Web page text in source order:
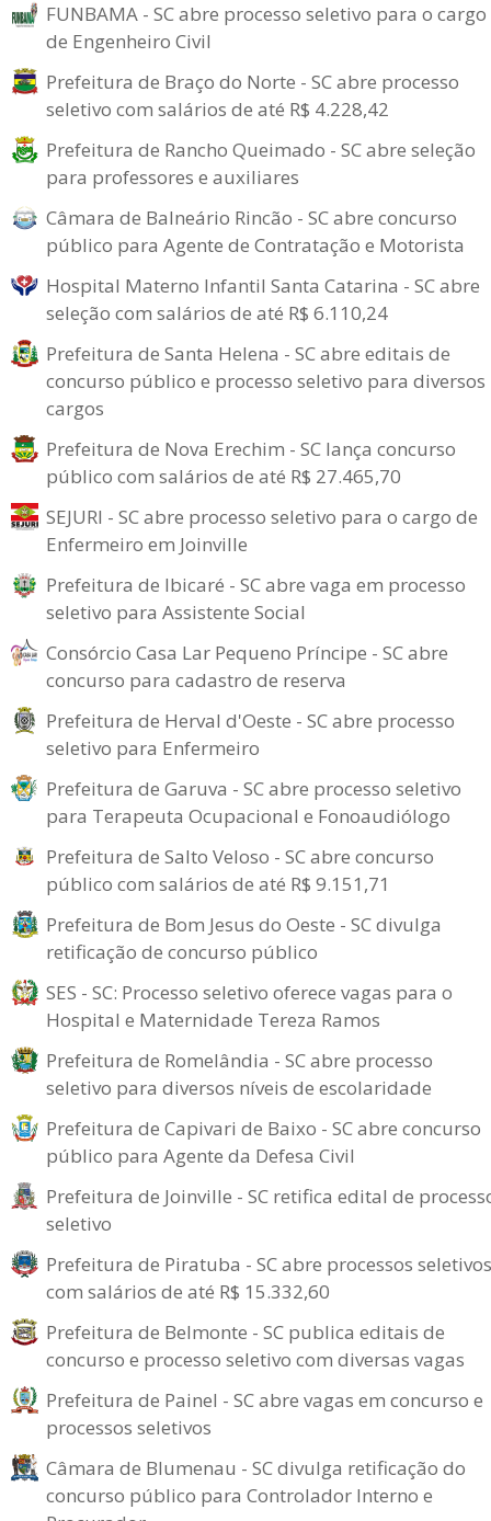
FUNBAMA - SC abre processo seletivo para o cargo
de Engenheiro Civil
Prefeitura de Braço do Norte - SC abre processo
seletivo com salários de até R$ 4.228,42
Prefeitura de Rancho Queimado - SC abre seleção
para professores e auxiliares
Câmara de Balneário Rincão - SC abre concurso
público para Agente de Contratação e Motorista
Hospital Materno Infantil Santa Catarina - SC abre
seleção com salários de até R$ 6.110,24
Prefeitura de Santa Helena - SC abre editais de
concurso público e processo seletivo para diversos
cargos
Prefeitura de Nova Erechim - SC lança concurso
público com salários de até R$ 27.465,70
SEJURI - SC abre processo seletivo para o cargo de
Enfermeiro em Joinville
Prefeitura de Ibicaré - SC abre vaga em processo
seletivo para Assistente Social
Consórcio Casa Lar Pequeno Príncipe - SC abre
concurso para cadastro de reserva
Prefeitura de Herval d'Oeste - SC abre processo
seletivo para Enfermeiro
Prefeitura de Garuva - SC abre processo seletivo
para Terapeuta Ocupacional e Fonoaudiólogo
Prefeitura de Salto Veloso - SC abre concurso
público com salários de até R$ 9.151,71
Prefeitura de Bom Jesus do Oeste - SC divulga
retificação de concurso público
SES - SC: Processo seletivo oferece vagas para o
Hospital e Maternidade Tereza Ramos
Prefeitura de Romelândia - SC abre processo
seletivo para diversos níveis de escolaridade
Prefeitura de Capivari de Baixo - SC abre concurso
público para Agente da Defesa Civil
Prefeitura de Joinville - SC retifica edital de
seletivo
Prefeitura de Piratuba - SC abre processos seletivos
com salários de até R$ 15.332,60
Prefeitura de Belmonte - SC publica editais de
concurso e processo seletivo com diversas vagas
Prefeitura de Painel - SC abre vagas em concurso e
processos seletivos
Câmara de Blumenau - SC divulga retificação do
concurso público para Controlador Interno e